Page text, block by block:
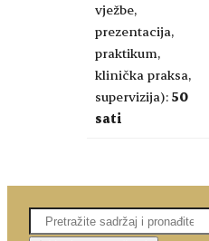
vježbe,
prezentacija,
praktikum,
klinička praksa,
supervizija): 50
sati
Pretaga